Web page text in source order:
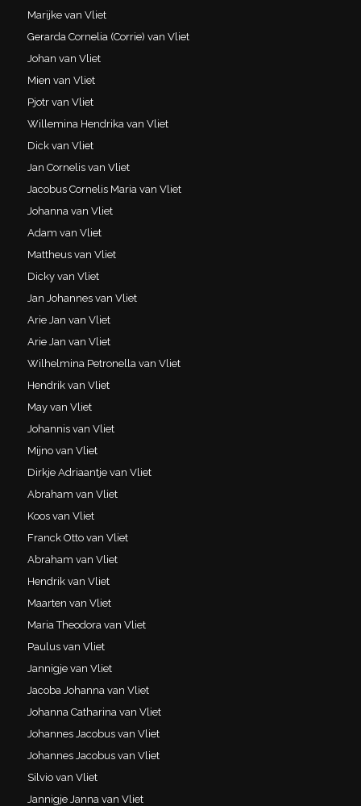
Marijke van Vliet
Gerarda Cornelia (Corrie) van Vliet
Johan van Vliet
Mien van Vliet
Pjotr van Vliet
Willemina Hendrika van Vliet
Dick van Vliet
Jan Cornelis van Vliet
Jacobus Cornelis Maria van Vliet
Johanna van Vliet
Adam van Vliet
Mattheus van Vliet
Dicky van Vliet
Jan Johannes van Vliet
Arie Jan van Vliet
Arie Jan van Vliet
Wilhelmina Petronella van Vliet
Hendrik van Vliet
May van Vliet
Johannis van Vliet
Mijno van Vliet
Dirkje Adriaantje van Vliet
Abraham van Vliet
Koos van Vliet
Franck Otto van Vliet
Abraham van Vliet
Hendrik van Vliet
Maarten van Vliet
Maria Theodora van Vliet
Paulus van Vliet
Jannigje van Vliet
Jacoba Johanna van Vliet
Johanna Catharina van Vliet
Johannes Jacobus van Vliet
Johannes Jacobus van Vliet
Silvio van Vliet
Jannigje Janna van Vliet